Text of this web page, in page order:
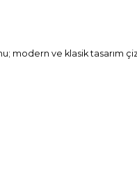
modern ve klasik tasarım